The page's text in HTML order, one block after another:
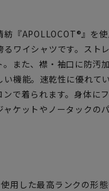
紡『APOLLOCOT®』を
ワイシャツです。スト
。また、襟・袖口に防汚
い機能。速乾性に優れて
ンで着られます。身体に
ケットやノータックの
用した最高ランクの形